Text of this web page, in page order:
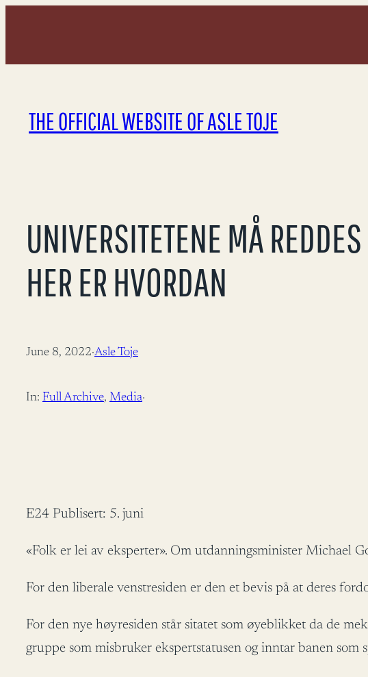
content
THE OFFICIAL WEBSITE OF ASLE TOJE
UNIVERSITETENE MÅ
HER ER HVORDAN
June 8, 2022·Asle Toje
In: Full Archive, Media·
E24 Publisert: 5. juni
«Folk er lei av eksperter». Om utdanningsminister Michael
For den liberale venstresiden er den et bevis på at deres
For den nye høyresiden står sitatet som øyeblikket da de
gruppe som misbruker ekspertstatusen og inntar banen som